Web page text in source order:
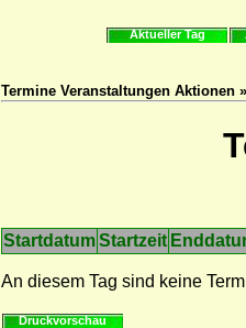
Aktueller Tag
Termine Veranstaltungen Aktionen
StartdatumStartzeit
An diesem Tag sind keine
Druckvorschau